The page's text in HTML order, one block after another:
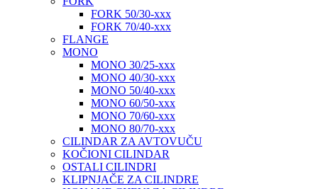
FORK 50/30-xxx
FORK 70/40-xxx
FLANGE
MONO
MONO 30/25-xxx
MONO 40/30-xxx
MONO 50/40-xxx
MONO 60/50-xxx
MONO 70/60-xxx
MONO 80/70-xxx
CILINDAR ZA AVTOVUČU
KOČIONI CILINDAR
OSTALI CILINDRI
KLIPNJAČE ZA CILINDRE